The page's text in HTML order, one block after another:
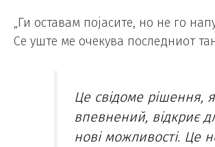
„Ги оставам појасите, но не го
Се уште ме очекува последниот
Це свідоме рішення,
впевнений, відкриє
нові можливості. Це